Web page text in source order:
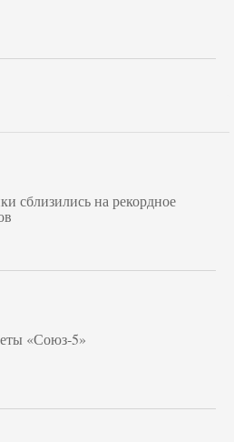
сблизились на рекордное
«Союз‑5»